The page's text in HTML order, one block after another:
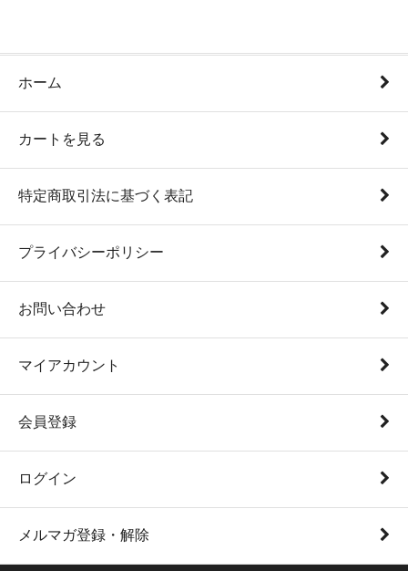
ホーム
カートを見る
特定商取引法に基づく表記
プライバシーポリシー
お問い合わせ
マイアカウント
会員登録
ログイン
メルマガ登録・解除